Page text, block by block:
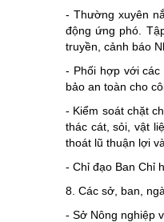
- Thường xuyên
động ứng phó.
truyền, cảnh báo
- Phối hợp với các
bảo an toàn cho
- Kiểm soát chặt
thác cát, sỏi, vật
thoát lũ thuận lợi
- Chỉ đạo Ban Chỉ
8. Các sở, ban,
- Sở Nông nghiệp